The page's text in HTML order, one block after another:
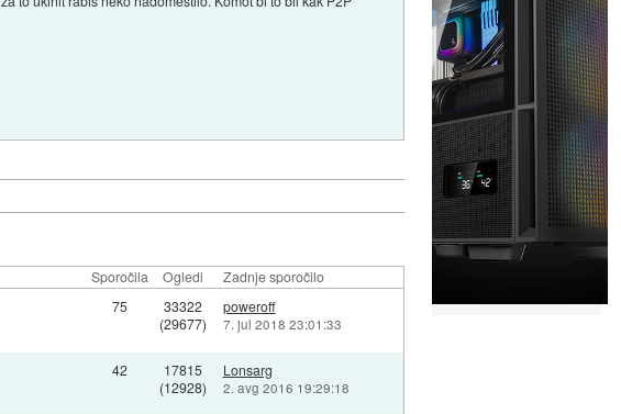
Sporočila Ogledi Zadnje sporočilo
75
33322
(29677)
poweroff
7. jul 2018 23:01:33
42
17815
(12928)
Lonsarg
2. avg 2016 19:29:18